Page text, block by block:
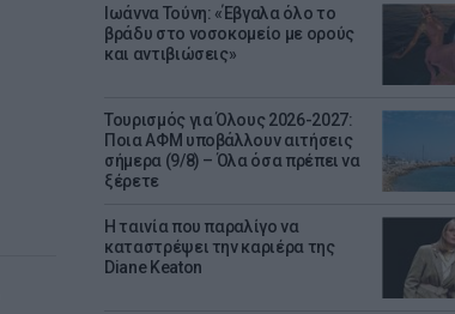
Ιωάννα Τούνη: «Έβγαλα όλο το
βράδυ στο νοσοκομείο με ορούς
και αντιβιώσεις»
Τουρισμός για Όλους 2026-2027:
Ποια ΑΦΜ υποβάλλουν αιτήσεις
σήμερα (9/8) – Όλα όσα πρέπει να
ξέρετε
Η ταινία που παραλίγο να
καταστρέψει την καριέρα της
Diane Keaton